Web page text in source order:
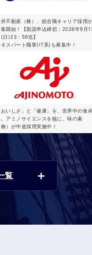
井不動産（株）、総合職キャリア採用
集開始！【面談申込締切：2026年9月
(日)23：59迄】
キスパート職掌(IT系)も募集中！
おいしさ」と「健康」を、世界中の食
アミノサイエンスを核に、味の素
株）が中途採用実施中！
覧